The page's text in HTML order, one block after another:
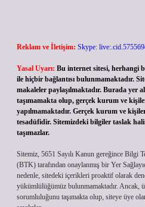
Reklam ve İletişim: Skype:
Yasal Uyarı: Bu internet sitesi, herhangi
ile hiçbir bağlantısı bulunmamaktadır.
makaleler paylaşılmaktadır. Burada yer
taşımamakta olup, gerçek kurum ve
yapılmamaktadır. Gerçek kurum ve
tesadüfidir. Sitemizdeki bilgiler taslak
taşımazlar.
Sitemiz, 5651 Sayılı Kanun gereğince Bilgi
(BTK) tarafından onaylanmış bir Yer
nedenle, sitedeki içerikleri proaktif olarak
yükümlülüğümüz bulunmamaktadır. Ancak,
sorumluluğunu taşımakta olup, siteye üye